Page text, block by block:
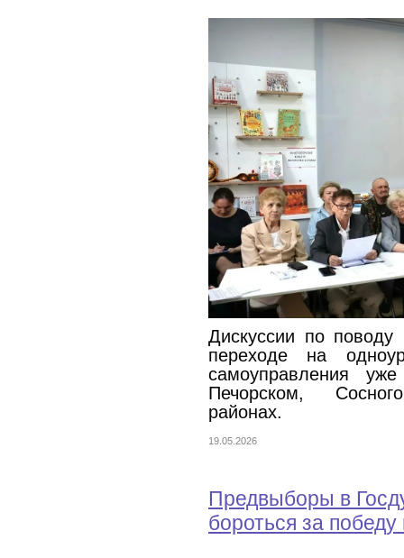
Дискуссии по поводу
переходе на
самоуправления
Печорском,
районах.
19.05.2026
Предвыборы в
бороться за